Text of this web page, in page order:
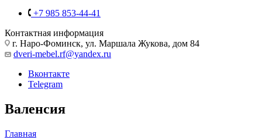
+7 985 853-44-41
Контактная информация
г. Наро-Фоминск, ул. Маршала Жукова, дом 84
dveri-mebel.rf@yandex.ru
Вконтакте
Telegram
Валенсия
Главная